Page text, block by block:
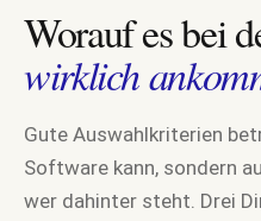
Worauf es bei
wirklich
Gute Auswahlkriterien
Software kann, sondern
wer dahinter steht. Drei